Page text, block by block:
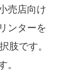
売店向け
ンターを
肢です。
。